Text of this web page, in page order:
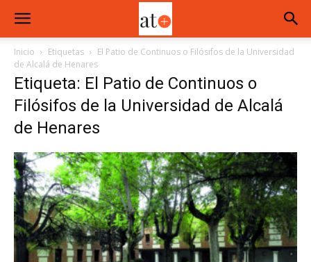
Inicio Etiquetas
El Patio de Continuos o Filósifos de la Universidad
de Alcalá de Henares
Etiqueta: El Patio de Continuos o
Filósifos de la Universidad de Alcalá
de Henares